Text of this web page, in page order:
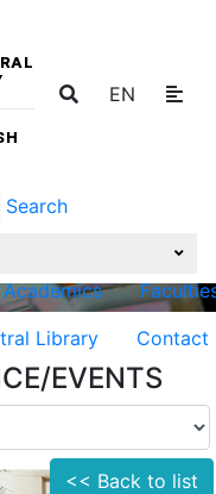
EN
Search
Academics
Library Contact
EVENTS
<< Back to list